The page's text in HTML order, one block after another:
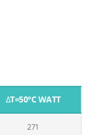
∆T=50°C WATT
271